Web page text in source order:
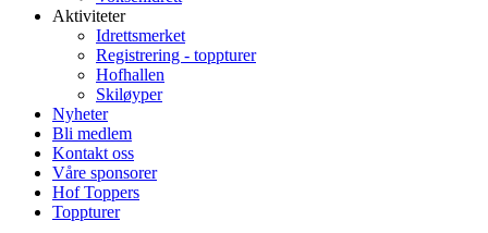
Aktiviteter
Idrettsmerket
Registrering - toppturer
Hofhallen
Skiløyper
Nyheter
Bli medlem
Kontakt oss
Våre sponsorer
Hof Toppers
Toppturer